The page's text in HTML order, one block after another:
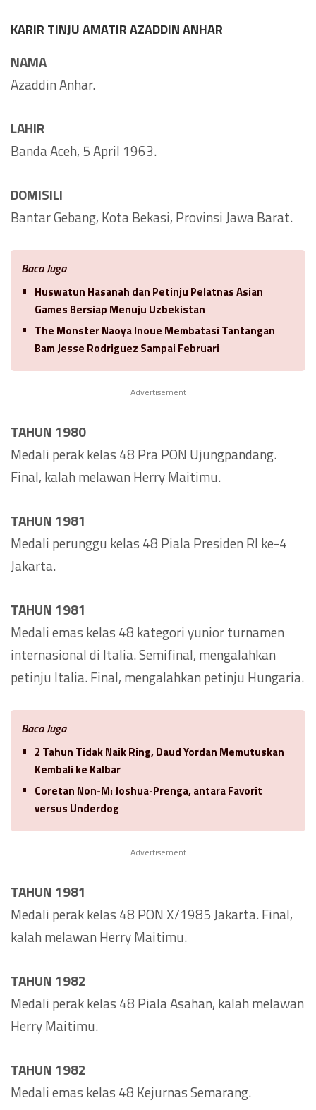
KARIR TINJU AMATIR AZADDIN ANHAR
NAMA
Azaddin Anhar.
LAHIR
Banda Aceh, 5 April 1963.
DOMISILI
Bantar Gebang, Kota Bekasi, Provinsi Jawa Barat.
Baca Juga
Huswatun Hasanah dan Petinju Pelatnas Asian
Games Bersiap Menuju Uzbekistan
The Monster Naoya Inoue Membatasi Tantangan
Bam Jesse Rodriguez Sampai Februari
Advertisement
TAHUN 1980
Medali perak kelas 48 Pra PON Ujungpandang.
Final, kalah melawan Herry Maitimu.
TAHUN 1981
Medali perunggu kelas 48 Piala Presiden RI ke-4
Jakarta.
TAHUN 1981
Medali emas kelas 48 kategori yunior turnamen
internasional di Italia. Semifinal, mengalahkan
petinju Italia. Final, mengalahkan petinju Hungaria.
Baca Juga
2 Tahun Tidak Naik Ring, Daud Yordan Memutuskan
Kembali ke Kalbar
Coretan Non-M: Joshua-Prenga, antara Favorit
versus Underdog
Advertisement
TAHUN 1981
Medali perak kelas 48 PON X/1985 Jakarta. Final,
kalah melawan Herry Maitimu.
TAHUN 1982
Medali perak kelas 48 Piala Asahan, kalah melawan
Herry Maitimu.
TAHUN 1982
Medali emas kelas 48 Kejurnas Semarang.